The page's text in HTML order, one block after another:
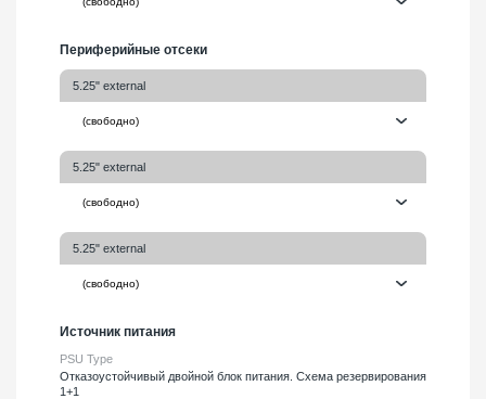
Периферийные отсеки
5.25" external
5.25" external
5.25" external
Источник питания
PSU Type
Отказоустойчивый двойной блок питания. Схема резервирования
1+1